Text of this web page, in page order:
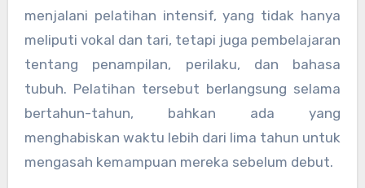
menjalani pelatihan intensif, yang tidak hanya
meliputi vokal dan tari, tetapi juga pembelajaran
tentang penampilan, perilaku, dan bahasa
tubuh. Pelatihan tersebut berlangsung selama
bertahun-tahun, bahkan ada yang
menghabiskan waktu lebih dari lima tahun untuk
mengasah kemampuan mereka sebelum debut.